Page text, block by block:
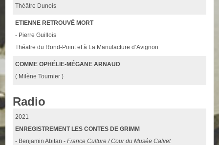
Théâtre Dunois
ETIENNE RETROUVÉ MORT
- Pierre Guillois
Théatre du Rond-Point et à La Manufacture d’Avignon
COMME OPHÉLIE-MÉGANE ARNAUD
( Milène Tournier )
Radio
2021
ENREGISTREMENT LES CONTES DE GRIMM
- Benjamin Abitan -France Culture / Cour du Musée Calvet